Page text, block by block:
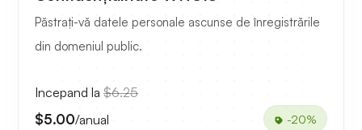
Păstrați-vă datele personale ascunse de înregistrările
din domeniul public.
Incepand la $6.25
$5.00/anual -20%